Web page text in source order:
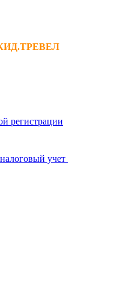
регистрации
учет